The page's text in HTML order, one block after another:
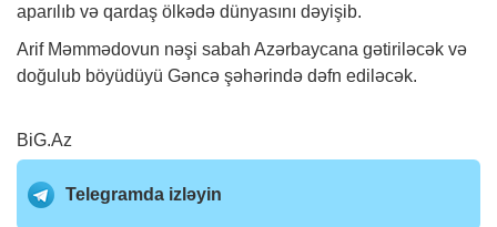
aparılıb və qardaş ölkədə dünyasını dəyişib.
Arif Məmmədovun nəşi sabah Azərbaycana gətiriləcək və
doğulub böyüdüyü Gəncə şəhərində dəfn ediləcək.
BiG.Az
Telegramda izləyin